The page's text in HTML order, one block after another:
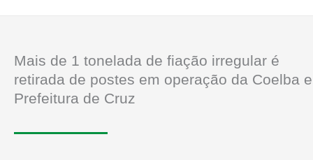
Mais de 1 tonelada de fiação irregular é
retirada de postes em operação da Coelba e
Prefeitura de Cruz